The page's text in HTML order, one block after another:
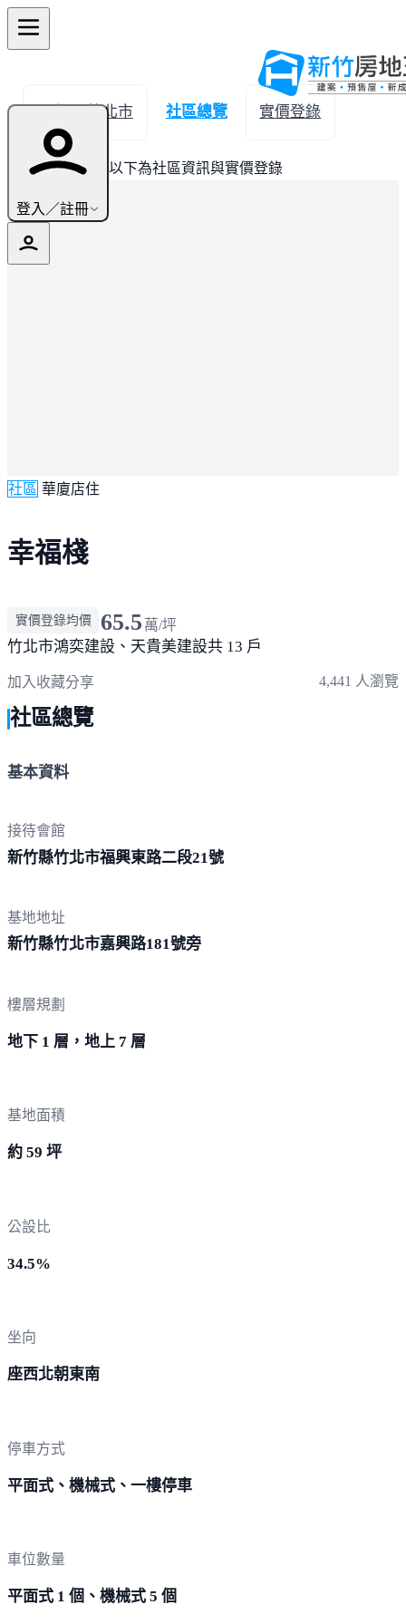
登入／註冊
← 返回竹北市 社區總覽 實價登錄
此建案已完銷，以下為社區資訊與實價登錄
社區 華廈店住
幸福棧
實價登錄均價 65.5 萬/坪
竹北市鴻奕建設、天貴美建設共 13 戶
加入收藏分享 4,441 人瀏覽
社區總覽
基本資料
接待會館
新竹縣竹北市福興東路二段21號
基地地址
新竹縣竹北市嘉興路181號旁
樓層規劃
地下 1 層，地上 7 層
基地面積
約 59 坪
公設比
34.5%
坐向
座西北朝東南
停車方式
平面式、機械式、一樓停車
車位數量
平面式 1 個、機械式 5 個